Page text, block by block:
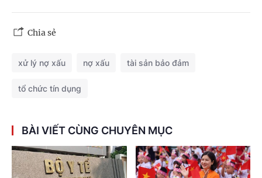
Chia sẻ
xử lý nợ xấu nợ xấu tài sản bảo đảm
tổ chức tín dụng
BÀI VIẾT CÙNG CHUYÊN MỤC